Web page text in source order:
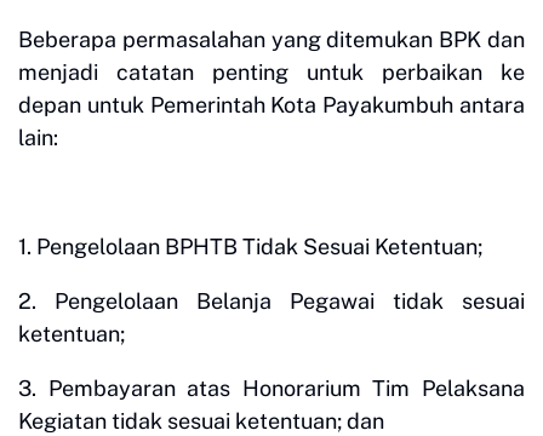
Beberapa permasalahan yang ditemukan BPK dan
menjadi catatan penting untuk perbaikan ke
depan untuk Pemerintah Kota Payakumbuh antara
lain:
1. Pengelolaan BPHTB Tidak Sesuai Ketentuan;
2. Pengelolaan Belanja Pegawai tidak sesuai
ketentuan;
3. Pembayaran atas Honorarium Tim Pelaksana
Kegiatan tidak sesuai ketentuan; dan